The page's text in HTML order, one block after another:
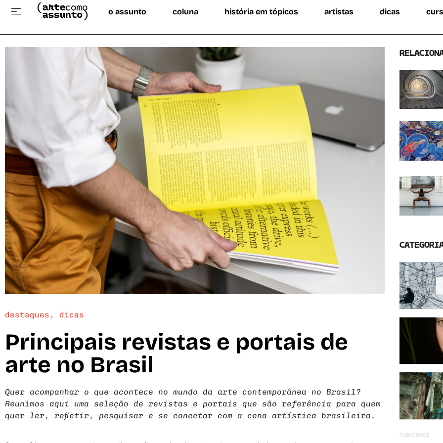
o assunto coluna história em tópicos artistas dicas
destaques , dicas
Principais revistas e portais de
arte no Brasil
Quer acompanhar o que acontece no mundo da arte contemporânea no Brasil?
Reunimos aqui uma seleção de revistas e portais que são referência para quem
quer ler, refletir, pesquisar e se conectar com a cena artística brasileira.
PUBLICIDADE